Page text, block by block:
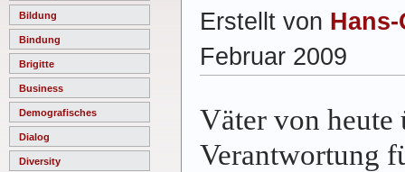
Bildung
Bindung
Brigitte
Business
Demografisches
Dialog
Diversity
Erstellt von
Februar 2009
Väter von heute
Verantwortung